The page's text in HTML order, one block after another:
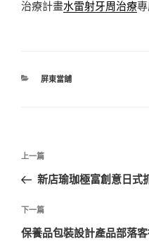
治療計畫水雷射牙周治療
分
屏東當舖
文
導
覽
上
一
文
章
上一篇
新店瑜珈極富創意日式
下
一
下一篇
保養品包裝設計產品部落